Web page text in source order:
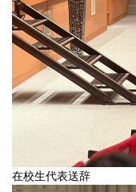
在校生代表送辞